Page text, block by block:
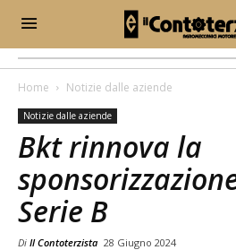
Home Notizie dalle aziende
Notizie dalle aziende
Bkt rinnova la
Serie B
Di Il Contoterzista 28 Giugno 2024